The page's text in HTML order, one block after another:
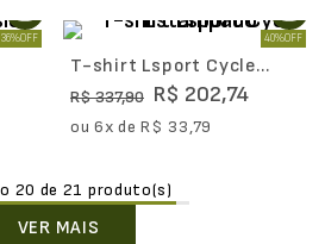
36%OFF 40%OFF
T-shirt Lsport Cycle
Estampado
R$337,90 R$ 202,74
ou6x deR$ 33,79
20 de 21